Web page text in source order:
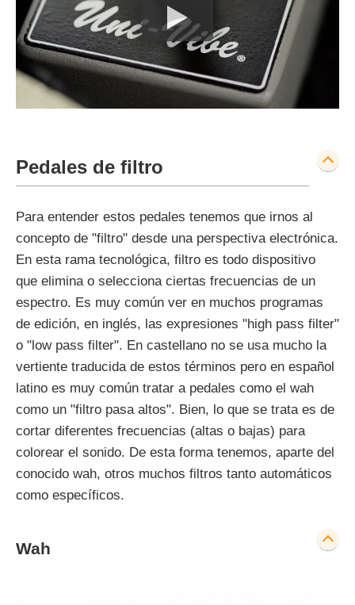
Pedales de filtro
Para entender estos pedales tenemos que irnos al
concepto de "filtro" desde una perspectiva electrónica.
En esta rama tecnológica, filtro es todo dispositivo
que elimina o selecciona ciertas frecuencias de un
espectro. Es muy común ver en muchos programas
de edición, en inglés, las expresiones "high pass filter"
o "low pass filter". En castellano no se usa mucho la
vertiente traducida de estos términos pero en español
latino es muy común tratar a pedales como el wah
como un "filtro pasa altos". Bien, lo que se trata es de
cortar diferentes frecuencias (altas o bajas) para
colorear el sonido. De esta forma tenemos, aparte del
conocido wah, otros muchos filtros tanto automáticos
como específicos.
Wah